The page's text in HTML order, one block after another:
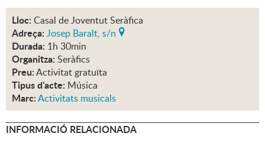
Lloc: Casal de Joventut Seràfica
Adreça: Josep Baralt, s/n
Durada: 1h 30min
Organitza: Seràfics
Preu:Activitat gratuïta
Tipus d'acte: Música
Marc:Activitats musicals
INFORMACIÓ RELACIONADA